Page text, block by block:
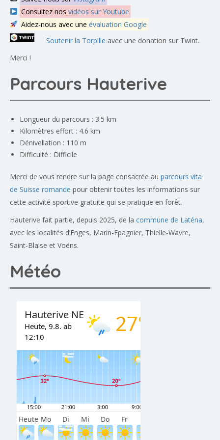
Consultez nos vidéos sur Youtube
Aidez-nous avec une évaluation Google
Soutenir la Torpille avec une donation sur Twint.
Merci !
Parcours Hauterive
Longueur du parcours : 3.5 km
Kilomètres effort : 4.6 km
Dénivellation : 110 m
Difficulté : Difficile
Merci de vous rendre sur la page consacrée au parcours vita
de Suisse romande pour obtenir toutes les informations sur
cette activité sportive gratuite qui se pratique en forêt.
Hauterive fait partie, depuis 2025, de la commune de Laténa,
avec les localités d’Enges, Marin-Epagnier, Thielle-Wavre,
Saint-Blaise et Voëns.
Météo